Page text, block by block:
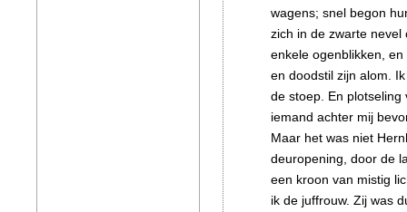
wagens; snel begon
zich in de zwarte nevel
enkele ogenblikken,
en doodstil zijn alom.
de stoep. En plotseling
iemand achter mij
Maar het was niet
deuropening, door de
een kroon van mistig
ik de juffrouw. Zij was